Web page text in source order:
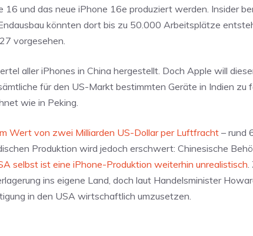
16 und das neue iPhone 16e produziert werden. Insider
könnten dort bis zu 50.000 Arbeitsplätze
vorgesehen.
aller iPhones in China hergestellt. Doch Apple will
für den US-Markt bestimmten Geräte in Indien zu
wie in Peking.
Wert von zwei Milliarden US-Dollar per Luftfracht – rund
Produktion wird jedoch erschwert: Chinesische
selbst ist eine iPhone-Produktion weiterhin unrealistisch.
ins eigene Land, doch laut Handelsminister
in den USA wirtschaftlich umzusetzen.